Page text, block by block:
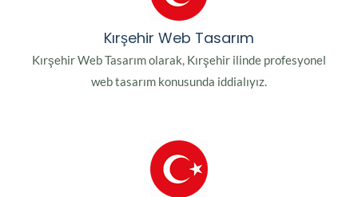
Kırşehir Web Tasarım
Kırşehir Web Tasarım olarak, Kırşehir ilinde profesyonel
web tasarım konusunda iddialıyız.